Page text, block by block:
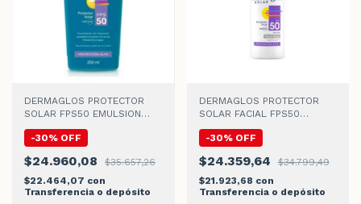
DERMAGLOS PROTECTOR
SOLAR FPS50 EMULSION
-30% OFF
$24.960,08
$35.657,26
$22.464,07 con
Transferencia o depósito
DERMAGLOS PROTECTOR
SOLAR FACIAL FPS50
-30% OFF
$24.359,64
$34.799,49
$21.923,68 con
Transferencia o depósito